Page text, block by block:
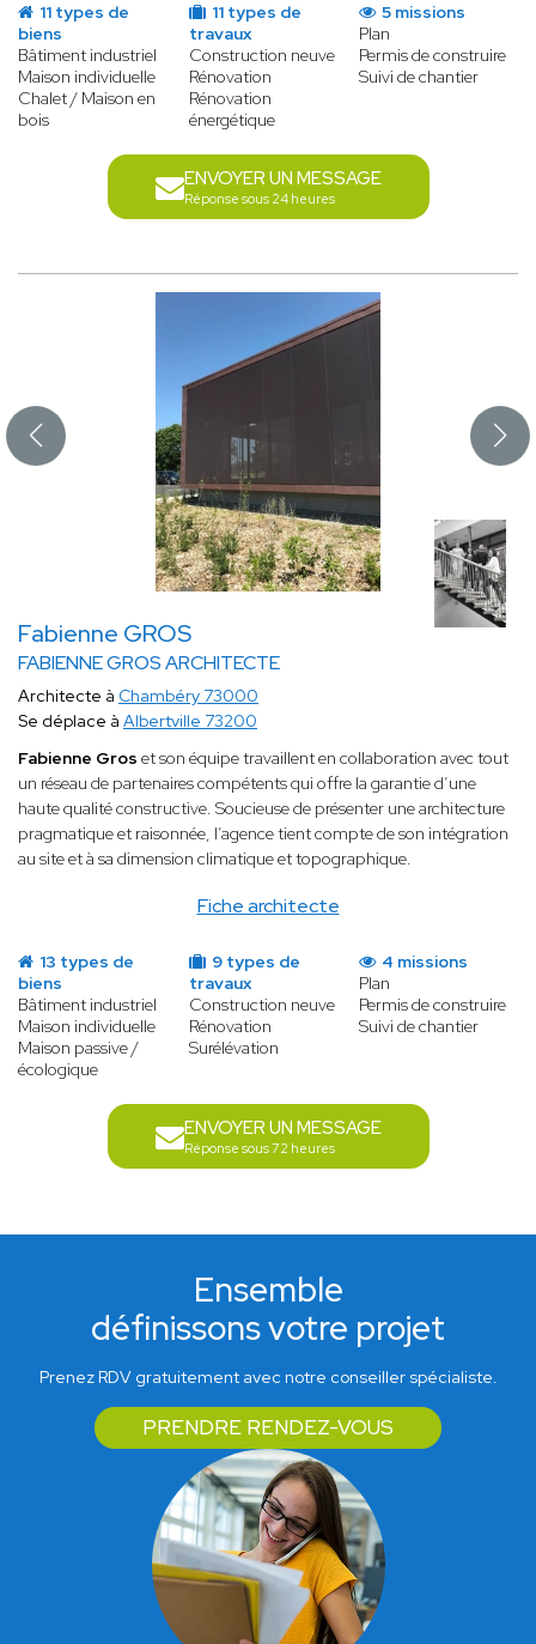
11 types de
biens
Bâtiment industriel
Maison individuelle
Chalet / Maison en
bois
11 types de
travaux
Construction neuve
Rénovation
Rénovation
énergétique
5 missions
Plan
Permis de construire
Suivi de chantier
ENVOYER UN MESSAGE
Réponse sous 24 heures
Fabienne GROS
FABIENNE GROS ARCHITECTE
Fiche architecte
Architecte à Chambéry 73000
Se déplace à Albertville 73200
Fabienne Gros et son équipe travaillent en collaboration avec tout
un réseau de partenaires compétents qui offre la garantie d’une
haute qualité constructive. Soucieuse de présenter une architecture
pragmatique et raisonnée, l’agence tient compte de son intégration
au site et à sa dimension climatique et topographique.
13 types de
biens
Bâtiment industriel
Maison individuelle
Maison passive /
écologique
9 types de
travaux
Construction neuve
Rénovation
Surélévation
4 missions
Plan
Permis de construire
Suivi de chantier
ENVOYER UN MESSAGE
Réponse sous 72 heures
Ensemble
définissons votre projet
Prenez RDV gratuitement avec notre conseiller spécialiste.
PRENDRE RENDEZ-VOUS